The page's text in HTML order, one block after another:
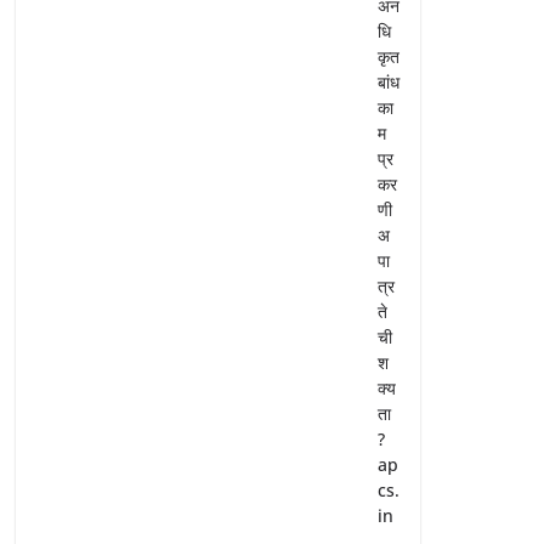
अन
धि
कृत
बांध
का
म
प्र
कर
णी
अ
पा
त्र
ते
ची
श
क्य
ता
?
ap
cs.
in